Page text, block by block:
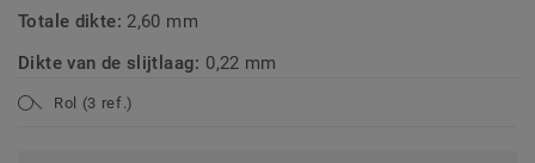
Totale dikte: 2,60 mm
Dikte van de slijtlaag: 0,22 mm
Rol (3 ref.)